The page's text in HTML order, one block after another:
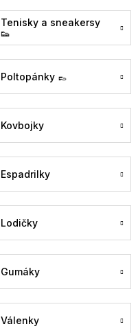
Tenisky a sneakersy
👟
Poltopánky 👞
Kovbojky
Espadrilky
Lodičky
Gumáky
Válenky